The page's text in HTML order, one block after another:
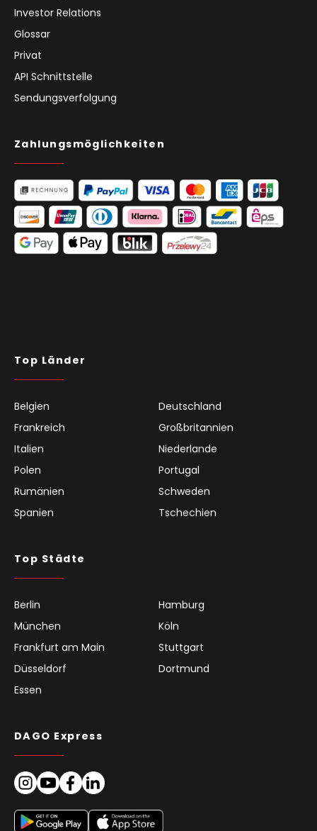
Investor Relations
Glossar
Privat
API Schnittstelle
Sendungsverfolgung
Zahlungsmöglichkeiten
Top Länder
Belgien
Deutschland
Frankreich
Großbritannien
Italien
Niederlande
Polen
Portugal
Rumänien
Schweden
Spanien
Tschechien
Top Städte
Berlin
Hamburg
München
Köln
Frankfurt am Main
Stuttgart
Düsseldorf
Dortmund
Essen
DAGO Express